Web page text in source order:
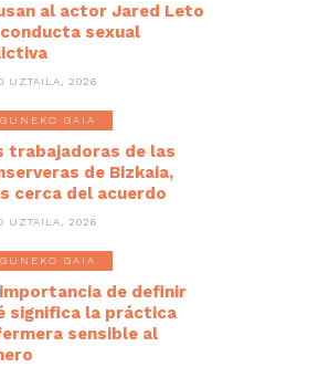
al actor Jared Leto
sexual
UZTAILA, 2026
GAIA
trabajadoras de las
de Bizkaia,
cerca del acuerdo
UZTAILA, 2026
GAIA
de definir
significa la práctica
sensible al